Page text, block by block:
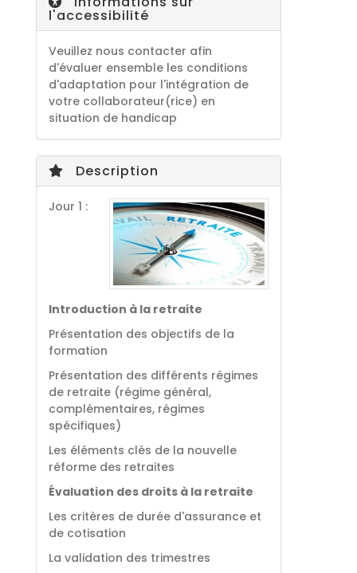
l'accessibilité
Veuillez nous contacter afin
d'évaluer ensemble les conditions
d'adaptation pour l'intégration de
votre collaborateur(rice) en
situation de handicap
Description
Jour 1 :
Introduction à la retraite
Présentation des objectifs de la
formation
Présentation des différents régimes
de retraite (régime général,
complémentaires, régimes
spécifiques)
Les éléments clés de la nouvelle
réforme des retraites
Évaluation des droits à la retraite
Les critères de durée d'assurance et
de cotisation
La validation des trimestres